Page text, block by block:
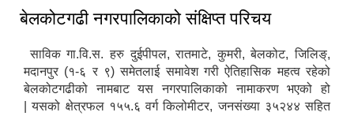
बेलकोटगढी नगरपालिकाको संक्षिप्त परिचय
साविक गा.वि.स. हरु दुईपीपल, रातमाटे, कुमरी, बेलकोट, जिलिङ्,
मदानपुर (१-६ र ९) समेतलाई समावेश गरी ऐतिहासिक महत्व रहेको
बेलकोटगढीको नामबाट यस नगरपालिकाको नामाकरण भएको हो
| यसको क्षेत्रफल १५५.६ वर्ग किलोमीटर, जनसंख्या ३५२४४ सहित